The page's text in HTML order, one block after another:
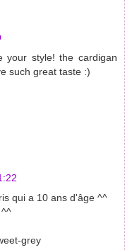
style! the cardigan
such great taste :)
qui a 10 ans d'âge ^^
^^
grey